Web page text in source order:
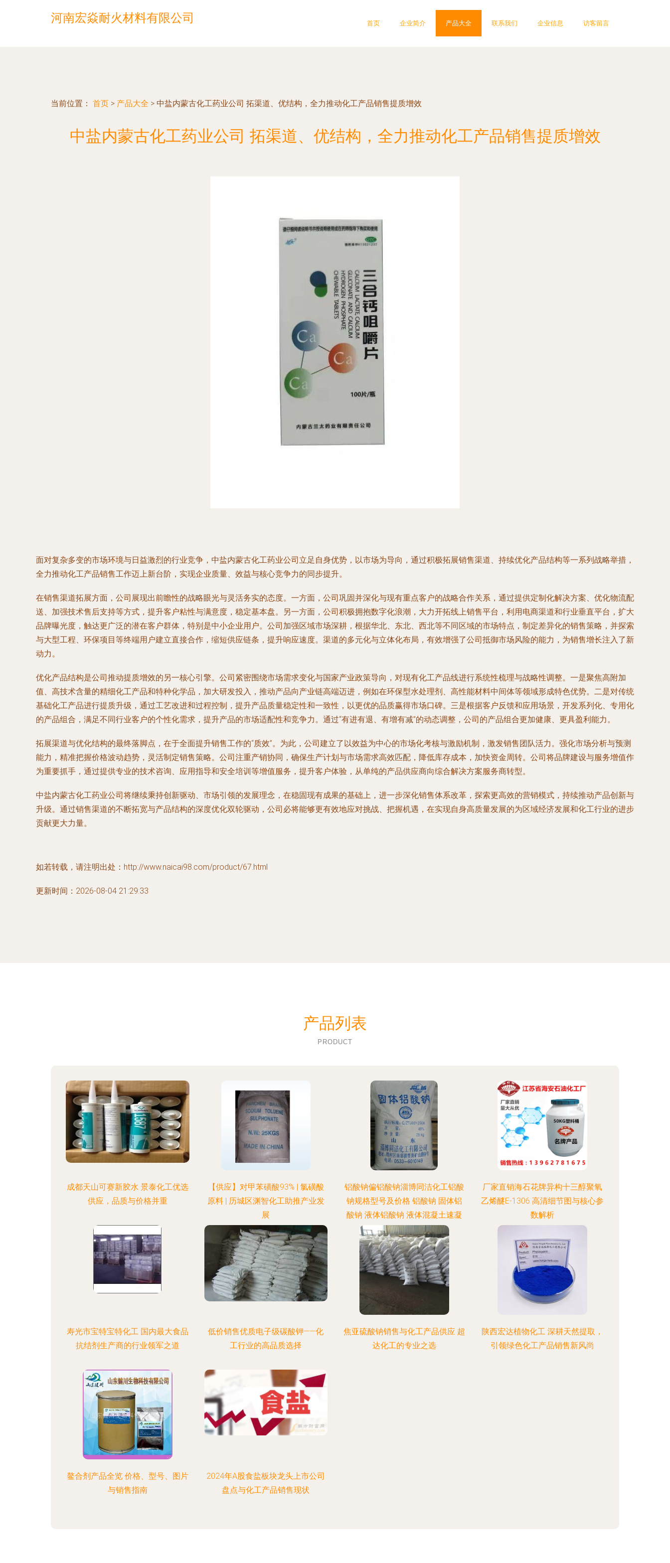
河南宏焱耐火材料有限公司 首页 企业简介 产品大全 联系我们 企业信息 访客留言
当前位置： 首页 > 产品大全 > 中盐内蒙古化工药业公司 拓渠道、优结构，全力推动化工产品销售提质增效
中盐内蒙古化工药业公司 拓渠道、优结构，全力推动化工产品销售提质增效
面对复杂多变的市场环境与日益激烈的行业竞争，中盐内蒙古化工药业公司立足自身优势，以市场为导向，通过积极拓展销售渠道、持续优化产品结构等一系列战略举措，
全力推动化工产品销售工作迈上新台阶，实现企业质量、效益与核心竞争力的同步提升。
在销售渠道拓展方面，公司展现出前瞻性的战略眼光与灵活务实的态度。一方面，公司巩固并深化与现有重点客户的战略合作关系，通过提供定制化解决方案、优化物流配
送、加强技术售后支持等方式，提升客户粘性与满意度，稳定基本盘。另一方面，公司积极拥抱数字化浪潮，大力开拓线上销售平台，利用电商渠道和行业垂直平台，扩大
品牌曝光度，触达更广泛的潜在客户群体，特别是中小企业用户。公司加强区域市场深耕，根据华北、东北、西北等不同区域的市场特点，制定差异化的销售策略，并探索
与大型工程、环保项目等终端用户建立直接合作，缩短供应链条，提升响应速度。渠道的多元化与立体化布局，有效增强了公司抵御市场风险的能力，为销售增长注入了新
动力。
优化产品结构是公司推动提质增效的另一核心引擎。公司紧密围绕市场需求变化与国家产业政策导向，对现有化工产品线进行系统性梳理与战略性调整。一是聚焦高附加
值、高技术含量的精细化工产品和特种化学品，加大研发投入，推动产品向产业链高端迈进，例如在环保型水处理剂、高性能材料中间体等领域形成特色优势。二是对传统
基础化工产品进行提质升级，通过工艺改进和过程控制，提升产品质量稳定性和一致性，以更优的品质赢得市场口碑。三是根据客户反馈和应用场景，开发系列化、专用化
的产品组合，满足不同行业客户的个性化需求，提升产品的市场适配性和竞争力。通过“有进有退、有增有减”的动态调整，公司的产品组合更加健康、更具盈利能力。
拓展渠道与优化结构的最终落脚点，在于全面提升销售工作的“质效”。为此，公司建立了以效益为中心的市场化考核与激励机制，激发销售团队活力。强化市场分析与预测
能力，精准把握价格波动趋势，灵活制定销售策略。公司注重产销协同，确保生产计划与市场需求高效匹配，降低库存成本，加快资金周转。公司将品牌建设与服务增值作
为重要抓手，通过提供专业的技术咨询、应用指导和安全培训等增值服务，提升客户体验，从单纯的产品供应商向综合解决方案服务商转型。
中盐内蒙古化工药业公司将继续秉持创新驱动、市场引领的发展理念，在稳固现有成果的基础上，进一步深化销售体系改革，探索更高效的营销模式，持续推动产品创新与
升级。通过销售渠道的不断拓宽与产品结构的深度优化双轮驱动，公司必将能够更有效地应对挑战、把握机遇，在实现自身高质量发展的为区域经济发展和化工行业的进步
贡献更大力量。
如若转载，请注明出处：http://www.naicai98.com/product/67.html
更新时间：2026-08-04 21:29:33
产品列表
PRODUCT
成都天山可赛新胶水 景泰化工优选
供应，品质与价格并重
【供应】对甲苯磺酸93% | 氯磺酸
原料 | 历城区渊智化工助推产业发
展
铝酸钠偏铝酸钠淄博同洁化工铝酸
钠规格型号及价格 铝酸钠 固体铝
酸钠 液体铝酸钠 液体混凝土速凝
剂
厂家直销海石花牌异构十三醇聚氧
乙烯醚E-1306 高清细节图与核心参
数解析
寿光市宝特宝特化工 国内最大食品
抗结剂生产商的行业领军之道
低价销售优质电子级碳酸钾——化
工行业的高品质选择
焦亚硫酸钠销售与化工产品供应 超
达化工的专业之选
陕西宏达植物化工 深耕天然提取，
引领绿色化工产品销售新风尚
鳌合剂产品全览 价格、型号、图片
与销售指南
2024年A股食盐板块龙头上市公司
盘点与化工产品销售现状